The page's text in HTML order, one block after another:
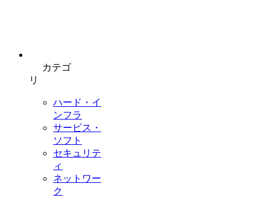
カテゴ
リ
ハード・イ
ンフラ
サービス・
ソフト
セキュリテ
ィ
ネットワー
ク